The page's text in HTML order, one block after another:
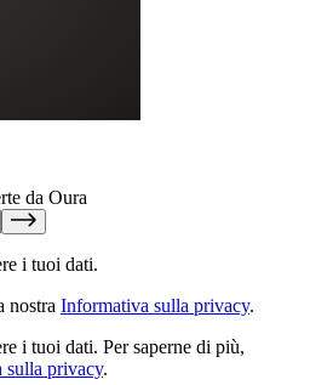
da Oura
i tuoi dati.
nostra Informativa sulla privacy.
i tuoi dati. Per saperne di più,
sulla privacy.